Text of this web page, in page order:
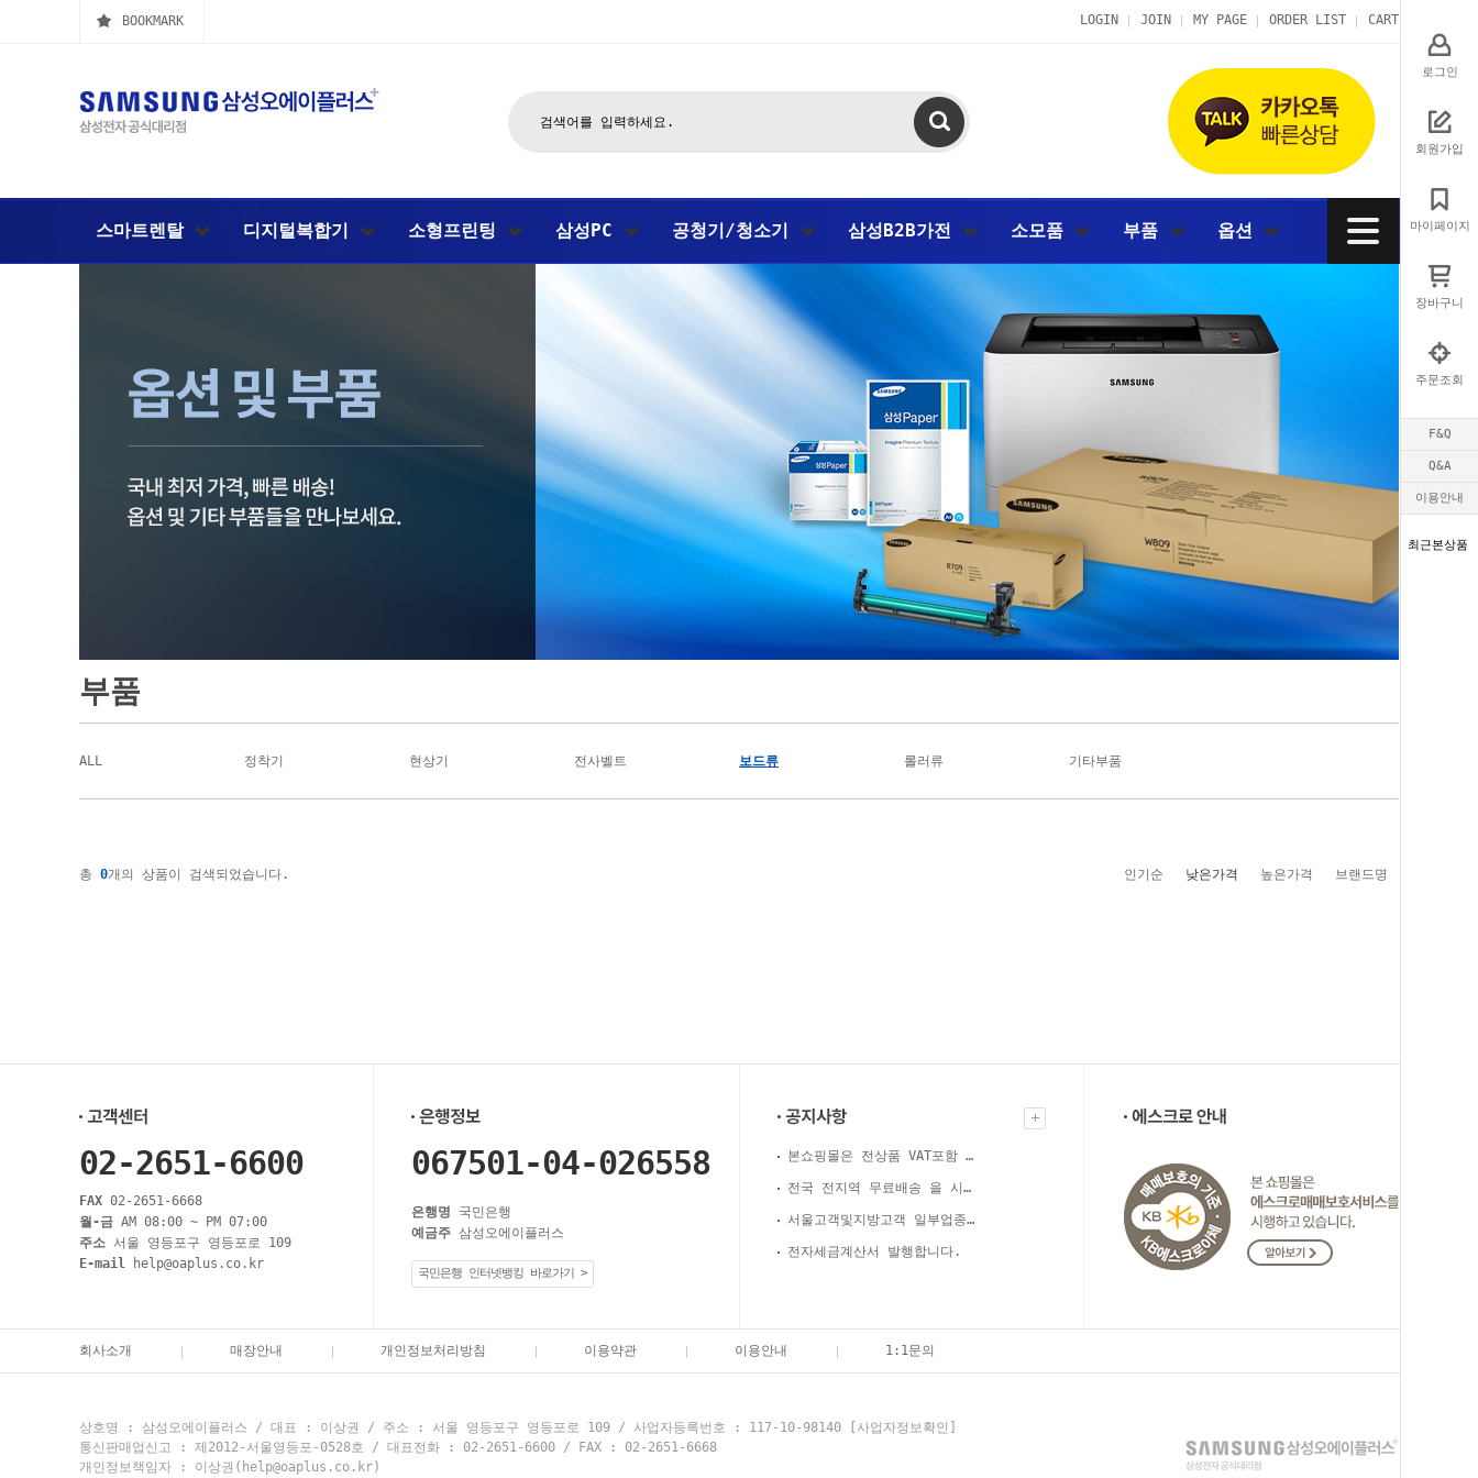
로그인
회원가입
마이페이지
장바구니
주문조회
F&Q
Q&A
이용안내
최근본상품
BOOKMARK LOGIN JOIN MY PAGE ORDER LIST CART
스마트렌탈 디지털복합기 소형프린팅 삼성PC 공청기/청소기 삼성B2B가전 소모품 부품 옵션
부품
ALL 정착기 현상기 전사벨트 보드류 롤러류 기타부품
총 0개의 상품이 검색되었습니다. 인기순 낮은가격 높은가격 브랜드명
02-2651-6600
FAX 02-2651-6668
월-금 AM 08:00 ~ PM 07:00
주소 서울 영등포구 영등포로 109
E-mail help@oaplus.co.kr
067501-04-026558
은행명 국민은행
예금주 삼성오에이플러스
국민은행 인터넷뱅킹 바로가기 >
본쇼핑몰은 전상품 VAT포함 가격 입니다.
전국 전지역 무료배송 을 시행합니다.
서울고객및지방고객 일부업종 후불제실시.
전자세금계산서 발행합니다.
회사소개 매장안내 개인정보처리방침 이용약관 이용안내 1:1문의
상호명 : 삼성오에이플러스 / 대표 : 이상권 / 주소 : 서울 영등포구 영등포로 109 / 사업자등록번호 : 117-10-98140
[사업자정보확인]
통신판매업신고 : 제2012-서울영등포-0528호 / 대표전화 : 02-2651-6600 / FAX : 02-2651-6668
개인정보책임자 : 이상권(help@oaplus.co.kr)